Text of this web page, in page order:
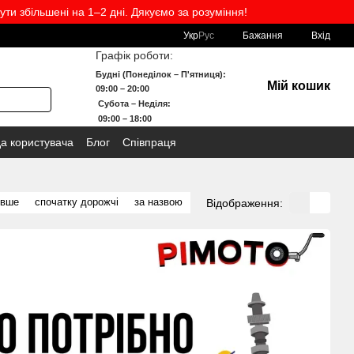
збільшені на 1–2 дні. Дякуємо за розуміння!
УкрРус Бажання Вхід
Графік роботи:
Будні (Понеділок – П'ятниця):
09:00 – 20:00
Субота – Неділя:
09:00 – 18:00
Мій кошик
користувача Блог Співпраця
спочатку дорожчі за назвою Відображення: